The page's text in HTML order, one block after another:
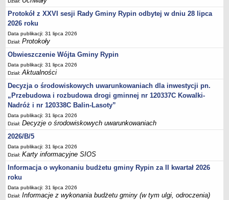
WŁADZE I STRUKTURA
Struktura organizacyjna
Rada gminy
Wójt
Urząd gminy
Jednostki organizacyjne, GOPS, Instytucja kultury, OSP
Jednostki pomocnicze - sołectwa
Plan pracy komisji rewizyjnej
Sesje Rady Gminy Rypin
PRAWO LOKALNE
Statut
Strategia rozwoju
Uchwały
Projekty uchwał
Protokoły
Protokół z XXVI sesji Rady Gminy Rypin odbytej w dniu 28 lipca
2026 roku
Data publikacji: 31 lipca 2026
Dział:Protokoły
Obwieszczenie Wójta Gminy Rypin
Data publikacji: 31 lipca 2026
Dział:Aktualności
Decyzja o środowiskowych uwarunkowaniach dla inwestycji pn.
„Przebudowa i rozbudowa drogi gminnej nr 120337C Kowalki-
Nadróż i nr 120338C Balin-Lasoty”
Data publikacji: 31 lipca 2026
Dział:Decyzje o środowiskowych uwarunkowaniach
2026/B/5
Data publikacji: 31 lipca 2026
Dział:Karty informacyjne SIOS
Informacja o wykonaniu budżetu gminy Rypin za II kwartał 2026
roku
Data publikacji: 31 lipca 2026
Dział:Informacje z wykonania budżetu gminy (w tym ulgi, odroczenia)